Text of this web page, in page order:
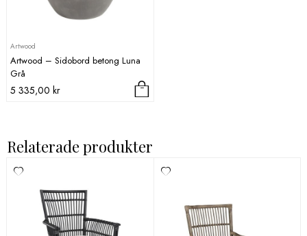
Artwood
Artwood – Sidobord betong Luna
Grå
5 335,00 kr
Relaterade produkter